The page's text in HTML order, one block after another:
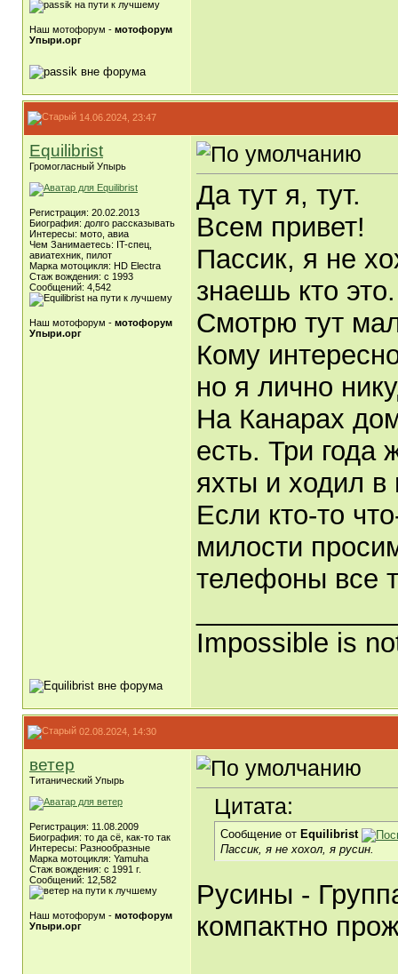
Наш мотофорум - мотофорум
Упыри.орг
14.06.2024, 23:47
Equilibrist
Громогласный Упырь
Регистрация: 20.02.2013
Биография: долго рассказывать
Интересы: мото, авиа
Чем Занимаетесь: IT-спец,
авиатехник, пилот
Марка мотоцикля: HD Electra
Стаж вождения: c 1993
Сообщений: 4,542
Наш мотофорум - мотофорум
Упыри.орг
Да тут я, тут.
Всем привет!
Пассик, я не
знаешь кто это.
Смотрю тут
Кому
но я лично
На Канарах
есть. Три года
яхты и ходил
Если кто-то
милости
телефоны все
Impossible is
02.08.2024, 14:30
ветер
Титанический Упырь
Регистрация: 11.08.2009
Биография: то да сё, как-то так
Интересы: Разнообразные
Марка мотоцикля: Yamuha
Стаж вождения: с 1991 г.
Сообщений: 12,582
Наш мотофорум - мотофорум
Упыри.орг
Цитата:
Сообщение от Equilibrist
Пассик, я не хохол, я русин.
Русины -
компактно